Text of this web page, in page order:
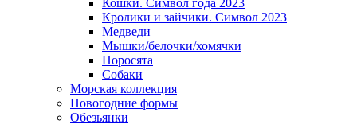
Кошки. Символ года 2023
Кролики и зайчики. Символ 2023
Медведи
Мышки/белочки/хомячки
Поросята
Собаки
Морская коллекция
Новогодние формы
Обезьянки